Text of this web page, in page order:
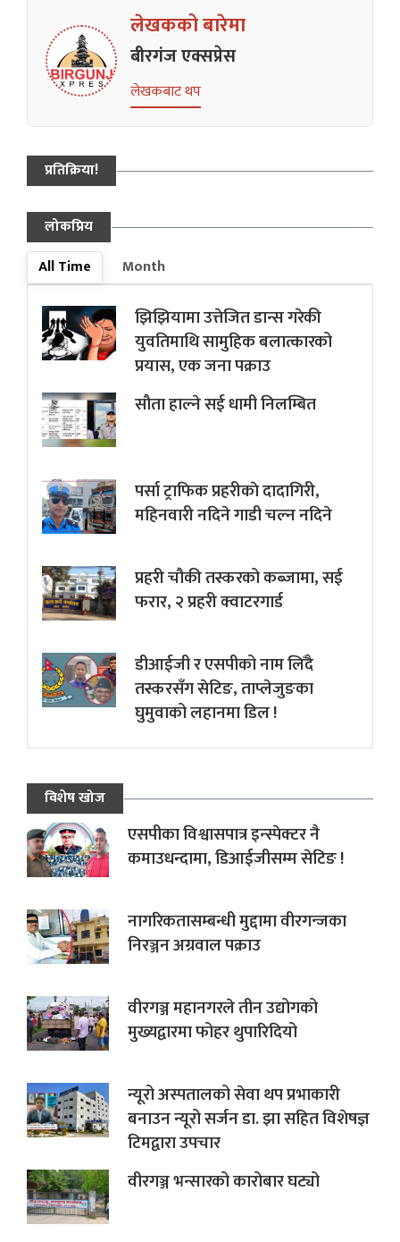
लेखकको बारेमा
बीरगंज एक्सप्रेस
लेखकबाट थप
प्रतिक्रिया!
लोकप्रिय
All Time
Month
झिझियामा उत्तेजित डान्स गरेकी
युवतिमाथि सामुहिक बलात्कारको
प्रयास, एक जना पक्राउ
सौता हाल्ने सई धामी निलम्बित
पर्सा ट्राफिक प्रहरीकाे दादागिरी,
महिनवारी नदिने गाडी चल्न नदिने
प्रहरी चौकी तस्करको कब्जामा, सई
फरार, २ प्रहरी क्वाटरगार्ड
डीआईजी र एसपीको नाम लिँदै
तस्करसँग सेटिङ, ताप्लेजुङका
घुमुवाको लहानमा डिल !
विशेष खोज
एसपीका विश्वासपात्र इन्स्पेक्टर नै
कमाउधन्दामा, डिआईजीसम्म सेटिङ !
नागरिकतासम्बन्धी मुद्दामा वीरगन्जका
निरञ्जन अग्रवाल पक्राउ
वीरगञ्ज महानगरले तीन उद्योगको
मुख्यद्वारमा फोहर थुपारिदियो
न्यूरो अस्पतालको सेवा थप प्रभाकारी
बनाउन न्यूरो सर्जन डा. झा सहित विशेषज्ञ
टिमद्वारा उपचार
वीरगञ्ज भन्सारको कारोबार घट्यो